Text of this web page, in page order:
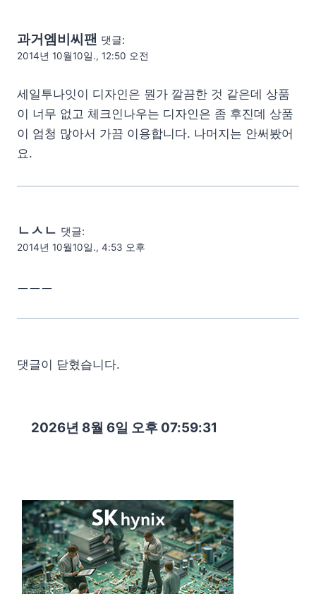
과거엠비씨팬 댓글:
2014년 10월10일., 12:50 오전
세일투나잇이 디자인은 뭔가 깔끔한 것 같은데 상품
이 너무 없고 체크인나우는 디자인은 좀 후진데 상품
이 엄청 많아서 가끔 이용합니다. 나머지는 안써봤어
요.
ㄴㅅㄴ 댓글:
2014년 10월10일., 4:53 오후
ㅡㅡㅡ
댓글이 닫혔습니다.
2026년 8월 6일 오후 07:59:32